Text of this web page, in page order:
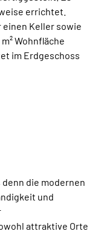
errichtet.
Keller sowie
Wohnfläche
im Erdgeschoss
die modernen
und
attraktive Orte